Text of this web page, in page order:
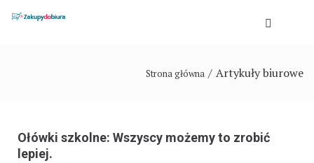
Strona główna Artykuły biurowe
Ołówki szkolne: Wszyscy możemy to zrobić
lepiej.